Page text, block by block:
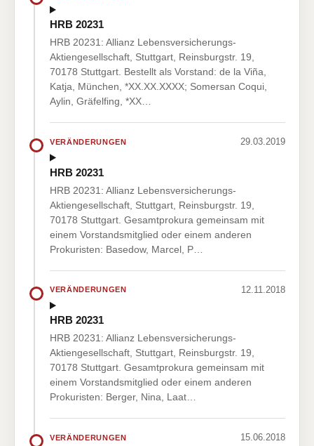
HRB 20231
HRB 20231: Allianz Lebensversicherungs-
Aktiengesellschaft, Stuttgart, Reinsburgstr. 19,
70178 Stuttgart. Bestellt als Vorstand: de la Viña,
Katja, München, *XX.XX.XXXX; Somersan Coqui,
Aylin, Gräfelfing, *XX…
VERÄNDERUNGEN 29.03.2019
HRB 20231
HRB 20231: Allianz Lebensversicherungs-
Aktiengesellschaft, Stuttgart, Reinsburgstr. 19,
70178 Stuttgart. Gesamtprokura gemeinsam mit
einem Vorstandsmitglied oder einem anderen
Prokuristen: Basedow, Marcel, P…
VERÄNDERUNGEN 12.11.2018
HRB 20231
HRB 20231: Allianz Lebensversicherungs-
Aktiengesellschaft, Stuttgart, Reinsburgstr. 19,
70178 Stuttgart. Gesamtprokura gemeinsam mit
einem Vorstandsmitglied oder einem anderen
Prokuristen: Berger, Nina, Laat…
VERÄNDERUNGEN 15.06.2018